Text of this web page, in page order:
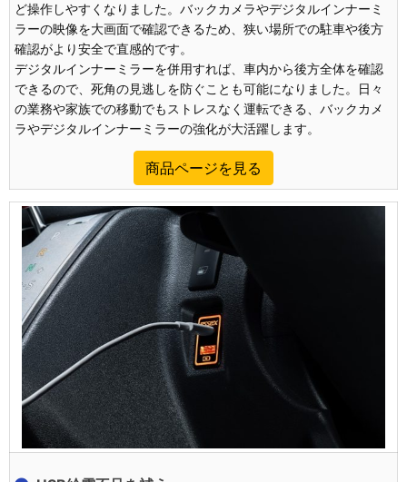
ど操作しやすくなりました。バックカメラやデジタルインナーミ
ラーの映像を大画面で確認できるため、狭い場所での駐車や後方
確認がより安全で直感的です。
デジタルインナーミラーを併用すれば、車内から後方全体を確認
できるので、死角の見逃しを防ぐことも可能になりました。日々
の業務や家族での移動でもストレスなく運転できる、バックカメ
ラやデジタルインナーミラーの強化が大活躍します。
商品ページを見る